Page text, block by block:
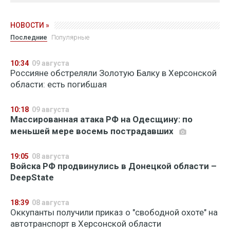
НОВОСТИ »
Последние Популярные
10:34 09 августа
Россияне обстреляли Золотую Балку в Херсонской
области: есть погибшая
10:18 09 августа
Массированная атака РФ на Одесщину: по
меньшей мере восемь пострадавших
19:05 08 августа
Войска РФ продвинулись в Донецкой области –
DeepState
18:39 08 августа
Оккупанты получили приказ о "свободной охоте" на
автотранспорт в Херсонской области